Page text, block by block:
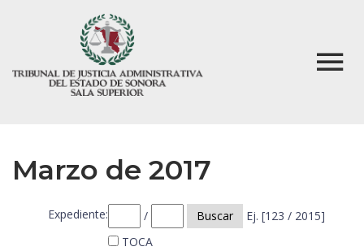
Marzo de 2017
Expediente: / Buscar
Ej. [123 / 2015]
TOCA